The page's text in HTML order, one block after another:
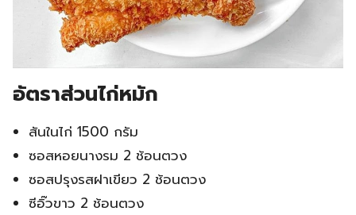
อัตราส่วนไก่หมัก
สันในไก่ 1500 กรัม
ซอสหอยนางรม 2 ช้อนตวง
ซอสปรุงรสฝาเขียว 2 ช้อนตวง
ซีอิ๊วขาว 2 ช้อนตวง